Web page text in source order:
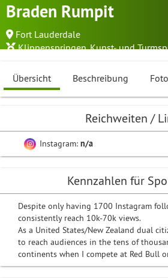
Braden Rumpit
Fort Lauderdale
Klippenspringen,Kunst- und
Übersicht Beschreibung
Reichweiten /
Instagram: n/a
Kennzahlen für
Despite only having 1700 Instagram
consistently reach 10k-70k views.
As a United States/New Zealand dual
to reach audiences in the tens of
continents when I compete at Red Bull